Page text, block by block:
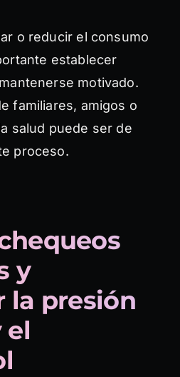
o reducir el consumo
establecer
motivado.
familiares, amigos o
salud puede ser de
proceso.
y
la presión
el